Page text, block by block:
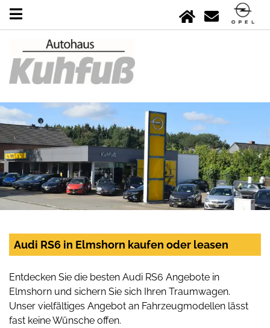
Audi RS6 in Elmshorn kaufen oder leasen
Entdecken Sie die besten Audi RS6 Angebote in
Elmshorn und sichern Sie sich Ihren Traumwagen.
Unser vielfältiges Angebot an Fahrzeugmodellen lässt
fast keine Wünsche offen.